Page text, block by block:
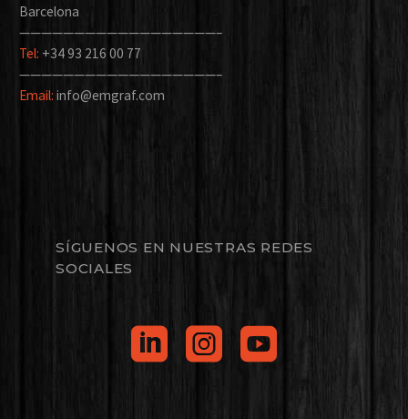
Barcelona
——————————————————–
Tel: +34 93 216 00 77
——————————————————–
Email: info@emgraf.com
SÍGUENOS EN NUESTRAS REDES
SOCIALES